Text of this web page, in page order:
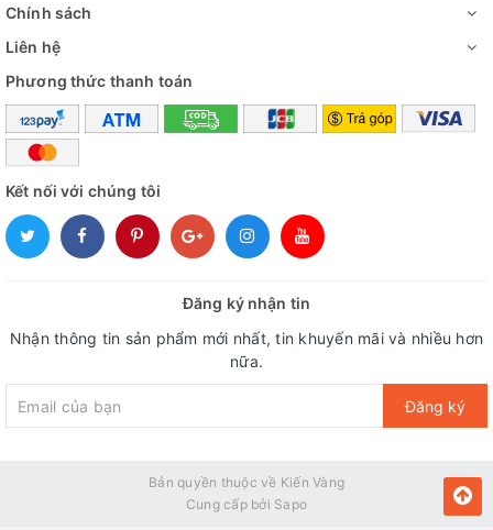
Chính sách
Liên hệ
Phương thức thanh toán
Kết nối với chúng tôi
Đăng ký nhận tin
Nhận thông tin sản phẩm mới nhất, tin khuyến mãi và nhiều hơn
nữa.
Đăng ký
Bản quyền thuộc về Kiến Vàng
Cung cấp bởi Sapo